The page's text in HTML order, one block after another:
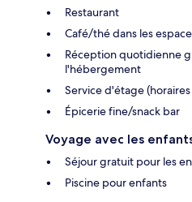
Restaurant
Café/thé dans les
Réception quotidienne
l'hébergement
Service d'étage
Épicerie fine/snack bar
Voyage avec les
Séjour gratuit pour les
Piscine pour enfants